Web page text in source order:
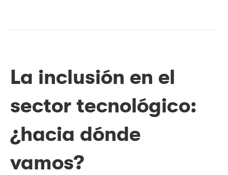
La inclusión en el
sector tecnológico:
¿hacia dónde
vamos?